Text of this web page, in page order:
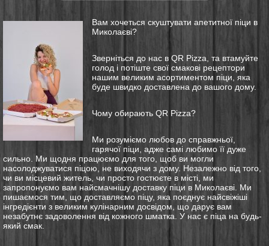
Вам хочеться скуштувати апетитної піци в
Миколаєві?
Зверніться до нас в QR Pizza, та втамуйте
голод і потіште свої смакові рецептори
нашим великим асортиментом піци, яка
буде швидко доставлена до вашого дому.
Чому обирають QR Pizza?
Ми розуміємо любов до справжньої,
гарячої піци, адже самі любимо її дуже
сильно. Ми щодня працюємо для того, щоб ви могли
насолоджуватися піцою, не виходячи з дому. Незалежно від того,
чи ви місцевий житель, чи просто гостюєте в місті, ми
запропонуємо вам найсмачнішу доставку піци в Миколаєві. Ми
пишаємося тим, що доставляємо піцу, яка поєднує найсвіжіші
інгредієнти з великим кулінарним досвідом, що дарує вам
незабутнє задоволення від кожного шматка. У нас є піца на будь-
який смак.